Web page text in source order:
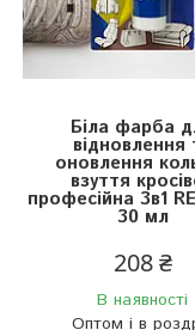
Біла фарба
відновлення
оновлення
взуття
професійна 3в1
30 мл
208 ₴
В наявності
Оптом і в